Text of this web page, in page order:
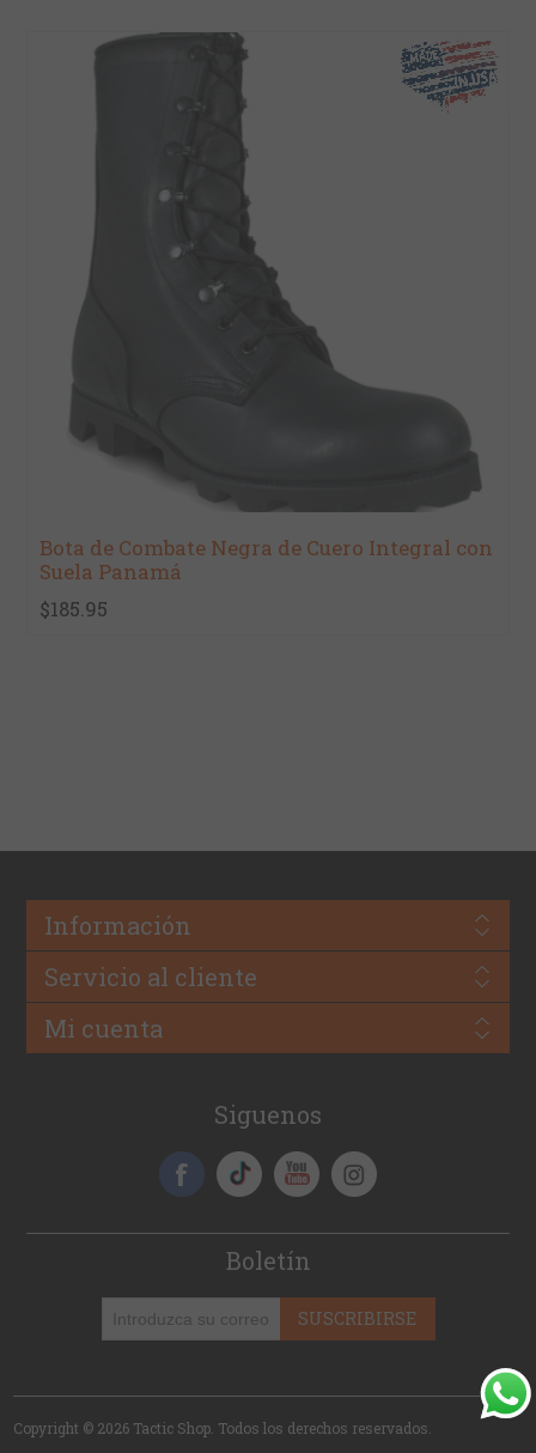
Bota de Combate Negra de Cuero Integral con
Suela Panamá
$185.95
Información
Servicio al cliente
Mi cuenta
Siguenos
Boletín
SUSCRIBIRSE
Copyright © 2026 Tactic Shop. Todos los derechos reservados.